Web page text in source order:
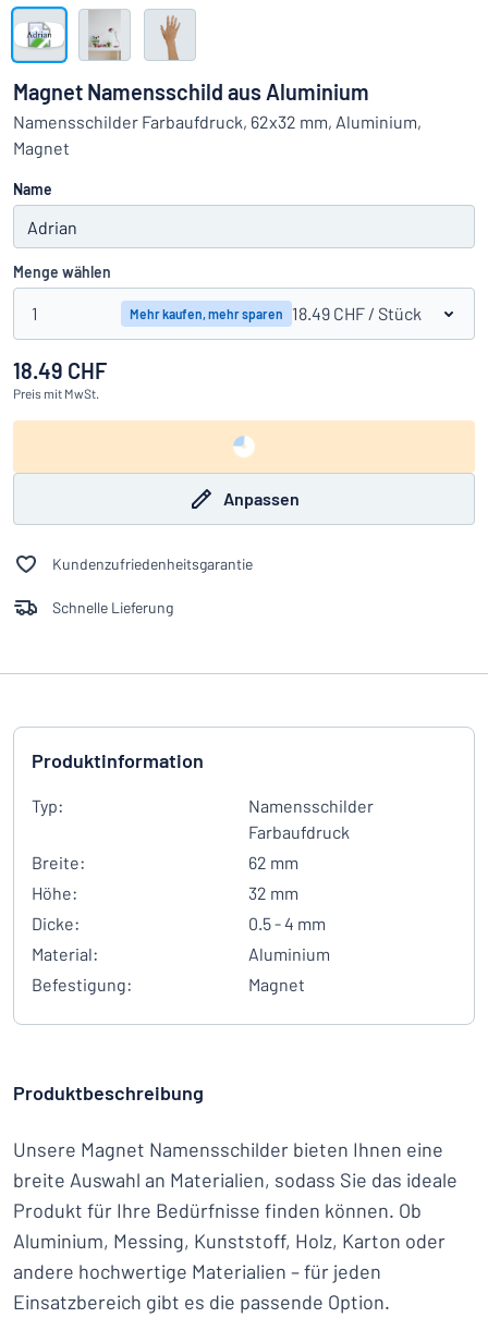
Das Gesuchte nicht gefunden? Schild hier entwerfen
Alle Kategorien anzeigen
Einloggen
Privat
Deutsch
Magnet Namensschild aus Aluminium
Namensschilder Farbaufdruck, 62x32 mm, Aluminium,
Magnet
Name
Menge wählen
1 Mehr kaufen, mehr sparen 18.49 CHF / Stück
18.49 CHF
Preis mit MwSt.
Anpassen
Kundenzufriedenheitsgarantie
Schnelle Lieferung
Produktinformation
Typ:
Namensschilder
Farbaufdruck
Breite:
62 mm
Höhe:
32 mm
Dicke:
0.5 - 4 mm
Material:
Aluminium
Befestigung:
Magnet
Produktbeschreibung
Unsere Magnet Namensschilder bieten Ihnen eine
breite Auswahl an Materialien, sodass Sie das ideale
Produkt für Ihre Bedürfnisse finden können. Ob
Aluminium, Messing, Kunststoff, Holz, Karton oder
andere hochwertige Materialien – für jeden
Einsatzbereich gibt es die passende Option.